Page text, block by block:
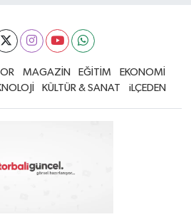
MAGAZİN EĞİTİM
EKONOMİ
KÜLTÜR & SANAT iLÇEDEN